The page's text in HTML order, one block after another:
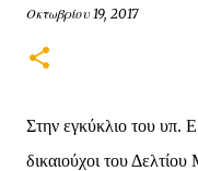
Οκτωβρίου 19, 2017
Στην εγκύκλιο του υπ.
δικαιούχοι του